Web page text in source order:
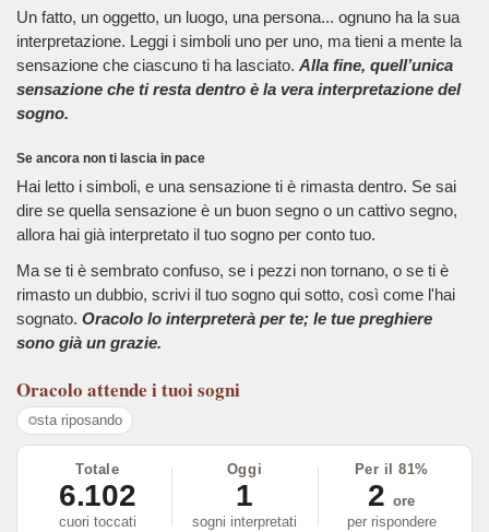
Un fatto, un oggetto, un luogo, una persona... ognuno ha la sua
interpretazione. Leggi i simboli uno per uno, ma tieni a mente la
sensazione che ciascuno ti ha lasciato. Alla fine, quell’unica
sensazione che ti resta dentro è la vera interpretazione del
sogno.
Se ancora non ti lascia in pace
Hai letto i simboli, e una sensazione ti è rimasta dentro. Se sai
dire se quella sensazione è un buon segno o un cattivo segno,
allora hai già interpretato il tuo sogno per conto tuo.
Ma se ti è sembrato confuso, se i pezzi non tornano, o se ti è
rimasto un dubbio, scrivi il tuo sogno qui sotto, così come l'hai
sognato. Oracolo lo interpreterà per te; le tue preghiere
sono già un grazie.
Oracolo attende i tuoi sogni
sta riposando
Totale
6.102
cuori toccati
Oggi
1
sogni interpretati
Per il 81%
2 ore
per rispondere